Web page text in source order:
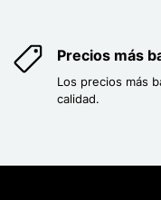
Precios más
Los precios más
calidad.